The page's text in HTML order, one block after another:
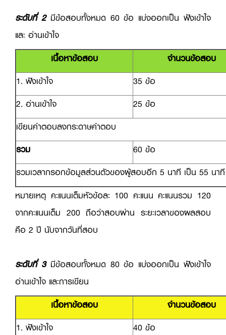
ระดับที่ 2มีข้อสอบทั้งหมด 60 ข้อ แบ่งออกเป็น ฟังเข้าใจ
และ อ่านเข้าใจ
เนื้อหาข้อสอบ
จำนวนข้อสอบ
1. ฟังเข้าใจ
35 ข้อ
2. อ่านเข้าใจ
25 ข้อ
เขียนคำตอบลงกระดาษคำตอบ
รวม
60 ข้อ
รวมเวลากรอกข้อมูลส่วนตัวของผู้สอบอีก 5 นาที เป็น 55 นาที
หมายเหตุ คะแนนเต็มหัวข้อละ 100 คะแนน คะแนนรวม 120
จากคะแนนเต็ม 200 ถือว่าสอบผ่าน ระยะเวลาของผลสอบ
คือ 2 ปี นับจากวันที่สอบ
ระดับที่ 3มีข้อสอบทั้งหมด 80 ข้อ แบ่งออกเป็น ฟังเข้าใจ
อ่านเข้าใจ และการเขียน
เนื้อหาข้อสอบ
จำนวนข้อสอบ
1. ฟังเข้าใจ
40 ข้อ